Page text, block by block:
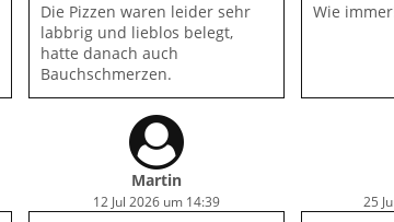
Die Pizzen waren leider sehr
labbrig und lieblos belegt,
hatte danach auch
Bauchschmerzen.
Wie
Martin
12 Jul 2026 um 14:39 25